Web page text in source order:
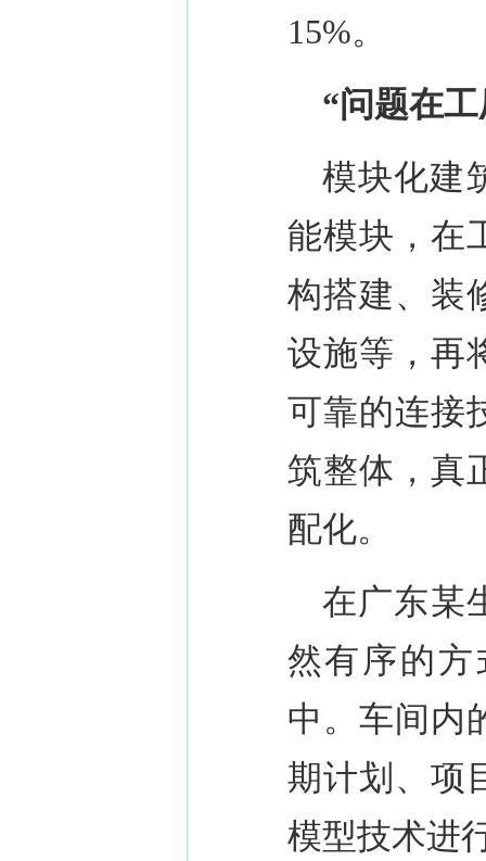
15%。
“问题在
模块化建
能模块，在
构搭建、装
设施等，再
可靠的连接
筑整体，真
配化。
在广东某
然有序的
中。车间内
期计划、项
模型技术进